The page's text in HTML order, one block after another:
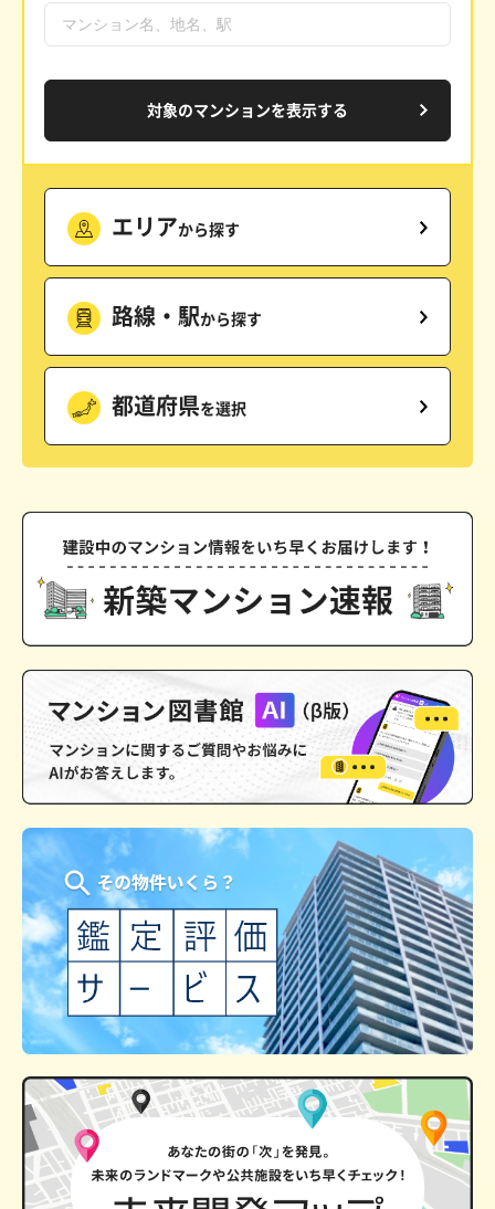
対象のマンションを表示する
エリアから探す
路線・駅から探す
都道府県を選択